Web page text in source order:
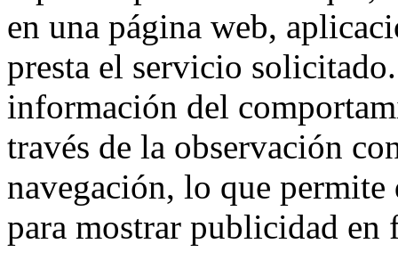
en una página web,
presta el servicio
información del
través de la observación
navegación, lo que
para mostrar publicidad